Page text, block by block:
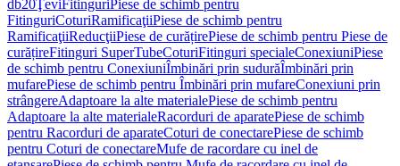
db20ŢeviFitinguriPiese de schimb pentru
FitinguriCoturiRamificaţiiPiese de schimb pentru
RamificaţiiReducţiiPiese de curățirePiese de schimb pentru Piese de
curățireFitinguri SuperTubeCoturiFitinguri specialeConexiuniPiese
de schimb pentru ConexiuniÎmbinări prin sudurăÎmbinări prin
mufarePiese de schimb pentru Îmbinări prin mufareConexiuni prin
strângereAdaptoare la alte materialePiese de schimb pentru
Adaptoare la alte materialeRacorduri de aparatePiese de schimb
pentru Racorduri de aparateCoturi de conectarePiese de schimb
pentru Coturi de conectareMufe de racordare cu inel de